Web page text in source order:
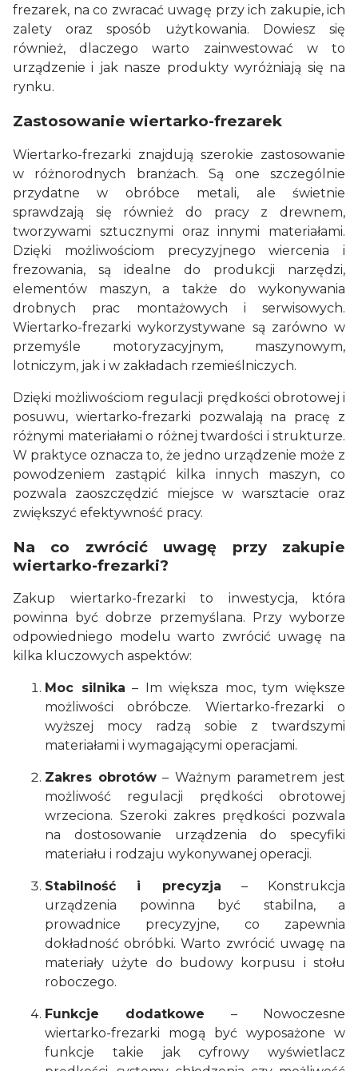
frezarek, na co zwracać uwagę przy ich zakupie, ich
zalety oraz sposób użytkowania. Dowiesz się
również, dlaczego warto zainwestować w to
urządzenie i jak nasze produkty wyróżniają się na
rynku.
Zastosowanie wiertarko-frezarek
Wiertarko-frezarki znajdują szerokie zastosowanie
w różnorodnych branżach. Są one szczególnie
przydatne w obróbce metali, ale świetnie
sprawdzają się również do pracy z drewnem,
tworzywami sztucznymi oraz innymi materiałami.
Dzięki możliwościom precyzyjnego wiercenia i
frezowania, są idealne do produkcji narzędzi,
elementów maszyn, a także do wykonywania
drobnych prac montażowych i serwisowych.
Wiertarko-frezarki wykorzystywane są zarówno w
przemyśle motoryzacyjnym, maszynowym,
lotniczym, jak i w zakładach rzemieślniczych.
Dzięki możliwościom regulacji prędkości obrotowej i
posuwu, wiertarko-frezarki pozwalają na pracę z
różnymi materiałami o różnej twardości i strukturze.
W praktyce oznacza to, że jedno urządzenie może z
powodzeniem zastąpić kilka innych maszyn, co
pozwala zaoszczędzić miejsce w warsztacie oraz
zwiększyć efektywność pracy.
Na co zwrócić uwagę przy zakupie
wiertarko-frezarki?
Zakup wiertarko-frezarki to inwestycja, która
powinna być dobrze przemyślana. Przy wyborze
odpowiedniego modelu warto zwrócić uwagę na
kilka kluczowych aspektów:
Moc silnika – Im większa moc, tym większe
możliwości obróbcze. Wiertarko-frezarki o
wyższej mocy radzą sobie z twardszymi
materiałami i wymagającymi operacjami.
Zakres obrotów – Ważnym parametrem jest
możliwość regulacji prędkości obrotowej
wrzeciona. Szeroki zakres prędkości pozwala
na dostosowanie urządzenia do specyfiki
materiału i rodzaju wykonywanej operacji.
Stabilność i precyzja – Konstrukcja
urządzenia powinna być stabilna, a
prowadnice precyzyjne, co zapewnia
dokładność obróbki. Warto zwrócić uwagę na
materiały użyte do budowy korpusu i stołu
roboczego.
Funkcje dodatkowe – Nowoczesne
wiertarko-frezarki mogą być wyposażone w
funkcje takie jak cyfrowy wyświetlacz